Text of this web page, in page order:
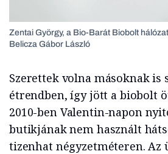
Zentai György, a Bio-Barát Biobolt
Belicza Gábor László
Szerettek volna másoknak is
étrendben, így jött a biobolt
2010-ben Valentin-napon
butikjának nem használt
tizenhat négyzetméteren. Az